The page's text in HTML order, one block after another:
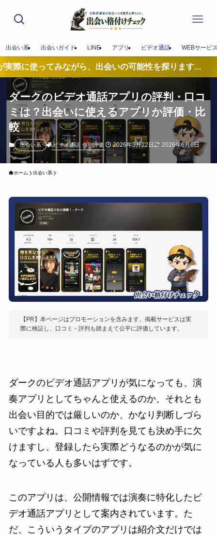
出会い系 出会いガイド LINE アプリ ビデオ通話 WEBサービ
がら、出会いの可能性を探ります...
ダークのビデオ通話アプリの評判・口コ
ミは？出会いに使えるアプリか評価・比
較
出会い系 ビデオ通話 個別評価 2026年5月22日 2026年6月6日
ホーム 出会い系
【PR】本ページはプロモーションを含みます。掲載サービスは実
際に検証し、口コミ・評判も踏まえて公平に評価しています。
ダークのビデオ通話アプリが気になっても、演
奏アプリとしてちゃんと使えるのか、それとも
出会い目的では厳しいのか、かなり判断しづら
いですよね。口コミや評判を見ても決め手に欠
けますし、登録したら実際どうなるのかが気に
なっている人も多いはずです。
このアプリは、公開情報では演奏に特化したビ
デオ通話アプリとして案内されています。た
だ、こういうタイプのアプリは紹介文だけでは